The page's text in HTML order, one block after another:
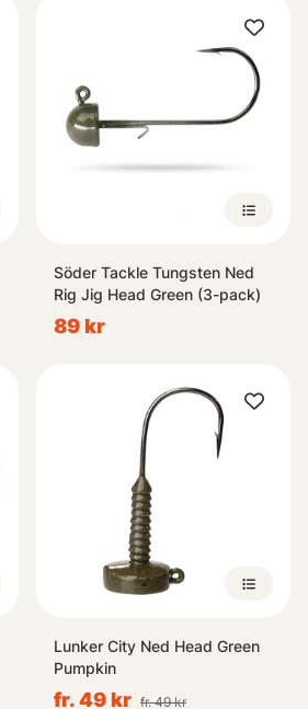
Söder Tackle Tungsten Ned
Rig Jig Head Green (3-pack)
89 kr
Lunker City Ned Head Green
Pumpkin
fr. 49 kr fr. 49 kr